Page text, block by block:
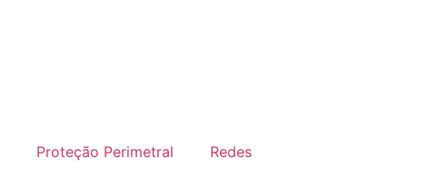
Proteção Perimetral Redes